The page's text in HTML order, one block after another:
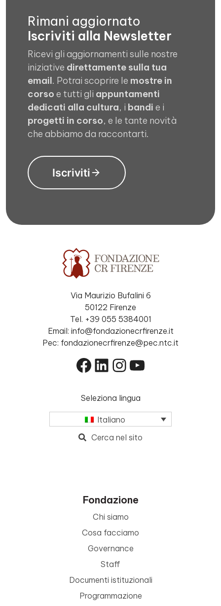
Rimani aggiornato
Iscriviti alla Newsletter
Ricevi gli aggiornamenti sulle nostre
iniziative direttamente sulla tua
email. Potrai scoprire le mostre in
corso e tutti gli appuntamenti
dedicati alla cultura, i bandi e i
progetti in corso, e le tante novità
che abbiamo da raccontarti.
Iscriviti
Via Maurizio Bufalini 6
50122 Firenze
Tel. +39 055 5384001
Email: info@fondazionecrfirenze.it
Pec: fondazionecrfirenze@pec.ntc.it
Facebook
LinkedIn
Instagram
YouTube
Seleziona lingua
Italiano
Cerca nel sito
Fondazione
Chi siamo
Cosa facciamo
Governance
Staff
Documenti istituzionali
Programmazione